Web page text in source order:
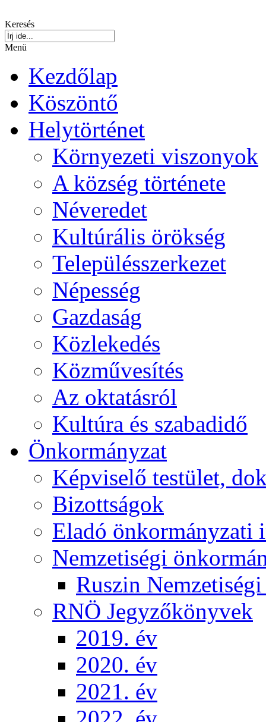
Keresés
Menü
Kezdőlap
Köszöntő
Helytörténet
Környezeti viszonyok
A község története
Néveredet
Kultúrális örökség
Településszerkezet
Népesség
Gazdaság
Közlekedés
Közművesítés
Az oktatásról
Kultúra és szabadidő
Önkormányzat
Képviselő testület,
Bizottságok
Eladó önkormányzati
Nemzetiségi
Ruszin
RNÖ Jegyzőkönyvek
2019. év
2020. év
2021. év